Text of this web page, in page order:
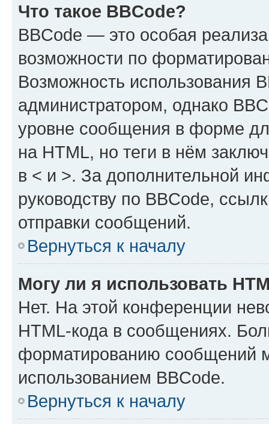
Что такое BBCode?
BBCode — это особая
возможности по
Возможность использования
администратором, однако
уровне сообщения в форме
на HTML, но теги в нём
в < и >. За дополнительной
руководству по BBCode,
отправки сообщений.
Вернуться к началу
Могу ли я использовать
Нет. На этой конференции
HTML-кода в сообщениях.
форматированию сообщений
использованием BBCode.
Вернуться к началу